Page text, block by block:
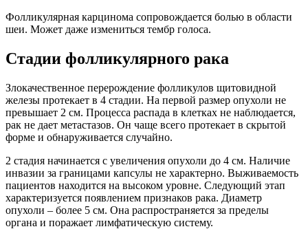
Фолликулярная карцинома сопровождается болью в области
шеи. Может даже измениться тембр голоса.
Стадии фолликулярного рака
Злокачественное перерождение фолликулов щитовидной
железы протекает в 4 стадии. На первой размер опухоли не
превышает 2 см. Процесса распада в клетках не наблюдается,
рак не дает метастазов. Он чаще всего протекает в скрытой
форме и обнаруживается случайно.
2 стадия начинается с увеличения опухоли до 4 см. Наличие
инвазии за границами капсулы не характерно. Выживаемость
пациентов находится на высоком уровне. Следующий этап
характеризуется появлением признаков рака. Диаметр
опухоли – более 5 см. Она распространяется за пределы
органа и поражает лимфатическую систему.